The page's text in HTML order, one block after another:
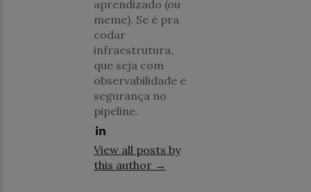
aprendizado (ou
meme). Se é pra
codar
infraestrutura,
que seja com
observabilidade e
segurança no
pipeline.
View all posts by
this author →